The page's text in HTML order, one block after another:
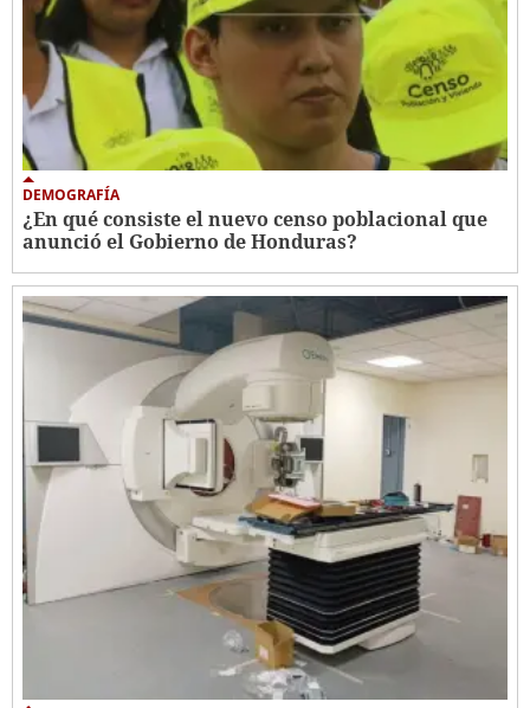
DEMOGRAFÍA
¿En qué consiste el nuevo censo poblacional que
anunció el Gobierno de Honduras?